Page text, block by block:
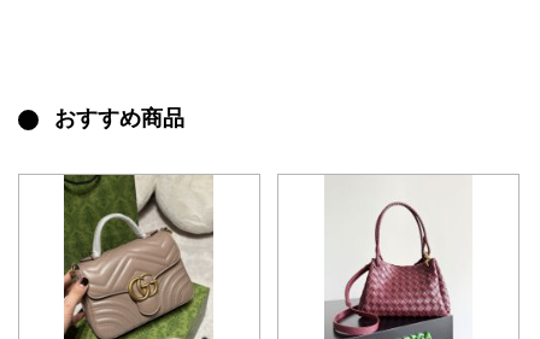
おすすめ商品